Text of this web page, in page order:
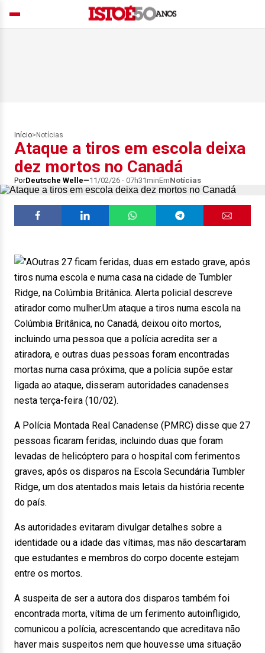
Início> Notícias
Ataque a tiros em escola deixa
dez mortos no Canadá
PorDeutsche Welle 11/02/26 - 07h31minEmNotícias
Outras 27 ficam feridas, duas em estado grave, após
tiros numa escola e numa casa na cidade de Tumbler
Ridge, na Colúmbia Britânica. Alerta policial descreve
atirador como mulher.Um ataque a tiros numa escola na
Colúmbia Britânica, no Canadá, deixou oito mortos,
incluindo uma pessoa que a polícia acredita ser a
atiradora, e outras duas pessoas foram encontradas
mortas numa casa próxima, que a polícia supõe estar
ligada ao ataque, disseram autoridades canadenses
nesta terça-feira (10/02).
A Polícia Montada Real Canadense (PMRC) disse que 27
pessoas ficaram feridas, incluindo duas que foram
levadas de helicóptero para o hospital com ferimentos
graves, após os disparos na Escola Secundária Tumbler
Ridge, um dos atentados mais letais da história recente
do país.
As autoridades evitaram divulgar detalhes sobre a
identidade ou a idade das vítimas, mas não descartaram
que estudantes e membros do corpo docente estejam
entre os mortos.
A suspeita de ser a autora dos disparos também foi
encontrada morta, vítima de um ferimento autoinfligido,
comunicou a polícia, acrescentando que acreditava não
haver mais suspeitos nem que houvesse uma situação